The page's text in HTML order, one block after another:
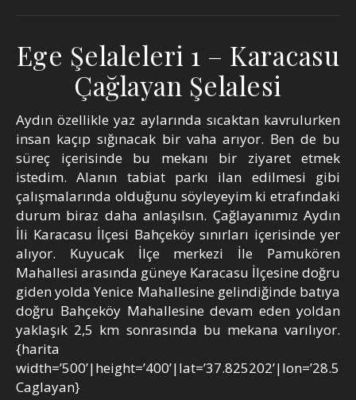
Ege Şelaleleri 1 – Karacasu
Çağlayan Şelalesi
Aydın özellikle yaz aylarında sıcaktan kavrulurken
insan kaçıp sığınacak bir vaha arıyor. Ben de bu
süreç içerisinde bu mekanı bir ziyaret etmek
istedim. Alanın tabiat parkı ilan edilmesi gibi
çalışmalarında olduğunu söyleyeyim ki etrafındaki
durum biraz daha anlaşılsın. Çağlayanımız Aydın
İli Karacasu İlçesi Bahçeköy sınırları içerisinde yer
alıyor. Kuyucak İlçe merkezi İle Pamukören
Mahallesi arasında güneye Karacasu İlçesine doğru
giden yolda Yenice Mahallesine gelindiğinde batıya
doğru Bahçeköy Mahallesine devam eden yoldan
yaklaşık 2,5 km sonrasında bu mekana varılıyor.
{harita
Caglayan}